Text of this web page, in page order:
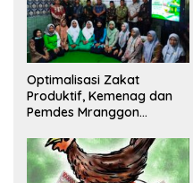
Optimalisasi Zakat
Produktif, Kemenag dan
Pemdes Mranggon
Pelaksana Kampung Zakat